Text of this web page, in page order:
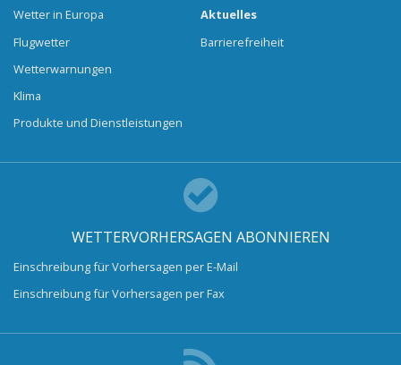
Wetter in Europa
Flugwetter
Wetterwarnungen
Klima
Produkte und Dienstleistungen
Aktuelles
Barrierefreiheit
WETTERVORHERSAGEN ABONNIEREN
Einschreibung für Vorhersagen per E-Mail
Einschreibung für Vorhersagen per Fax